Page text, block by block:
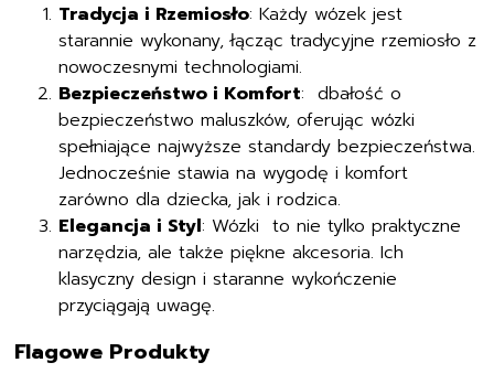
Tradycja i Rzemiosło: Każdy wózek jest
starannie wykonany, łącząc tradycyjne rzemiosło z
nowoczesnymi technologiami.
Bezpieczeństwo i Komfort: dbałość o
bezpieczeństwo maluszków, oferując wózki
spełniające najwyższe standardy bezpieczeństwa.
Jednocześnie stawia na wygodę i komfort
zarówno dla dziecka, jak i rodzica.
Elegancja i Styl: Wózki to nie tylko praktyczne
narzędzia, ale także piękne akcesoria. Ich
klasyczny design i staranne wykończenie
przyciągają uwagę.
Flagowe Produkty